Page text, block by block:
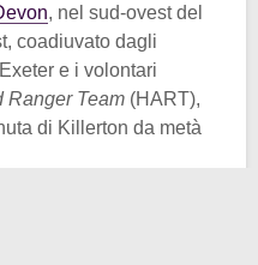
, nel sud-ovest del
coadiuvato dagli
e i volontari
Ranger Team (HART),
di Killerton da metà